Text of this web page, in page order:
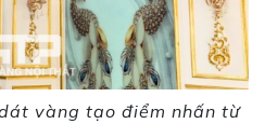
vàng tạo điểm nhấn từ